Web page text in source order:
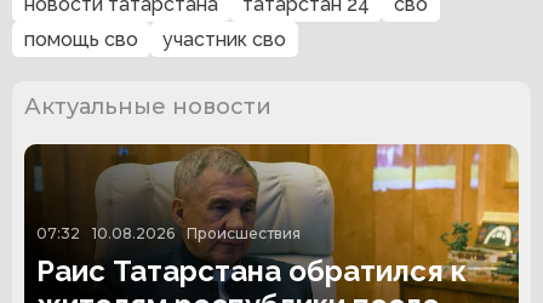
помощь сво
участник сво
Актуальные новости
07:32 10.08.2026 Происшествия
Раис Татарстана обратился к